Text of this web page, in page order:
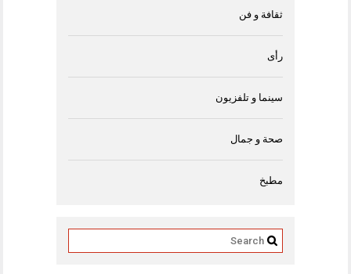
ثقافة و فن
رأى
سينما و تلفزيون
صحة و جمال
مطبخ